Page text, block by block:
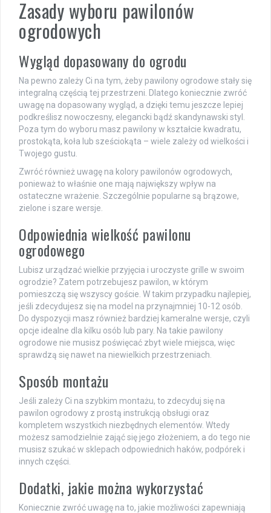
Zasady wyboru pawilonów
ogrodowych
Wygląd dopasowany do ogrodu
Na pewno zależy Ci na tym, żeby pawilony ogrodowe stały się
integralną częścią tej przestrzeni. Dlatego koniecznie zwróć
uwagę na dopasowany wygląd, a dzięki temu jeszcze lepiej
podkreślisz nowoczesny, elegancki bądź skandynawski styl.
Poza tym do wyboru masz pawilony w kształcie kwadratu,
prostokąta, koła lub sześciokąta – wiele zależy od wielkości i
Twojego gustu.
Zwróć również uwagę na kolory pawilonów ogrodowych,
ponieważ to właśnie one mają największy wpływ na
ostateczne wrażenie. Szczególnie popularne są brązowe,
zielone i szare wersje.
Odpowiednia wielkość pawilonu
ogrodowego
Lubisz urządzać wielkie przyjęcia i uroczyste grille w swoim
ogrodzie? Zatem potrzebujesz pawilon, w którym
pomieszczą się wszyscy goście. W takim przypadku najlepiej,
jeśli zdecydujesz się na model na przynajmniej 10-12 osób.
Do dyspozycji masz również bardziej kameralne wersje, czyli
opcje idealne dla kilku osób lub pary. Na takie pawilony
ogrodowe nie musisz poświęcać zbyt wiele miejsca, więc
sprawdzą się nawet na niewielkich przestrzeniach.
Sposób montażu
Jeśli zależy Ci na szybkim montażu, to zdecyduj się na
pawilon ogrodowy z prostą instrukcją obsługi oraz
kompletem wszystkich niezbędnych elementów. Wtedy
możesz samodzielnie zająć się jego złożeniem, a do tego nie
musisz szukać w sklepach odpowiednich haków, podpórek i
innych części.
Dodatki, jakie można wykorzystać
Koniecznie zwróć uwagę na to, jakie możliwości zapewniają